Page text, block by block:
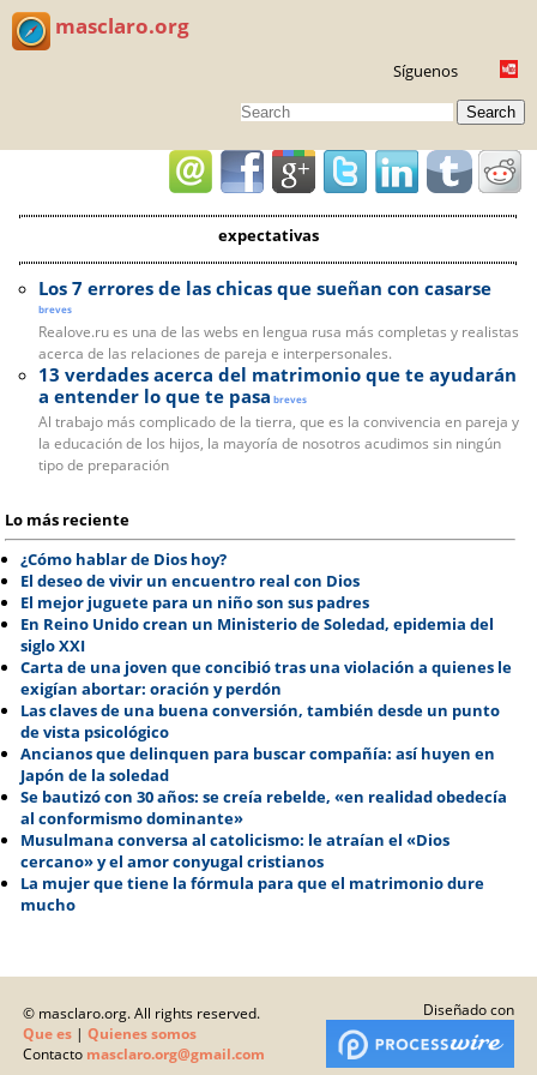
masclaro.org
Síguenos
Search
expectativas
Los 7 errores de las chicas que sueñan con casarse
breves
Realove.ru es una de las webs en lengua rusa más completas y realistas
acerca de las relaciones de pareja e interpersonales.
13 verdades acerca del matrimonio que te ayudarán
a entender lo que te pasa breves
Al trabajo más complicado de la tierra, que es la convivencia en pareja y
la educación de los hijos, la mayoría de nosotros acudimos sin ningún
tipo de preparación
Lo más reciente
¿Cómo hablar de Dios hoy?
El deseo de vivir un encuentro real con Dios
El mejor juguete para un niño son sus padres
En Reino Unido crean un Ministerio de Soledad, epidemia del
siglo XXI
Carta de una joven que concibió tras una violación a quienes le
exigían abortar: oración y perdón
Las claves de una buena conversión, también desde un punto
de vista psicológico
Ancianos que delinquen para buscar compañía: así huyen en
Japón de la soledad
Se bautizó con 30 años: se creía rebelde, «en realidad obedecía
al conformismo dominante»
Musulmana conversa al catolicismo: le atraían el «Dios
cercano» y el amor conyugal cristianos
La mujer que tiene la fórmula para que el matrimonio dure
mucho
© masclaro.org. All rights reserved.
Que es | Quienes somos
Contacto masclaro.org@gmail.com
Diseñado con